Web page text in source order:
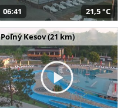
06:41 21,5 °C
Poľný Kesov (21 km)